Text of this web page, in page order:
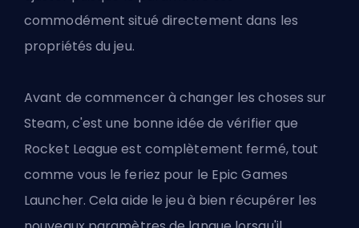
commodément situé directement dans les
propriétés du jeu.
Avant de commencer à changer les choses sur
Steam, c'est une bonne idée de vérifier que
Rocket League est complètement fermé, tout
comme vous le feriez pour le Epic Games
Launcher. Cela aide le jeu à bien récupérer les